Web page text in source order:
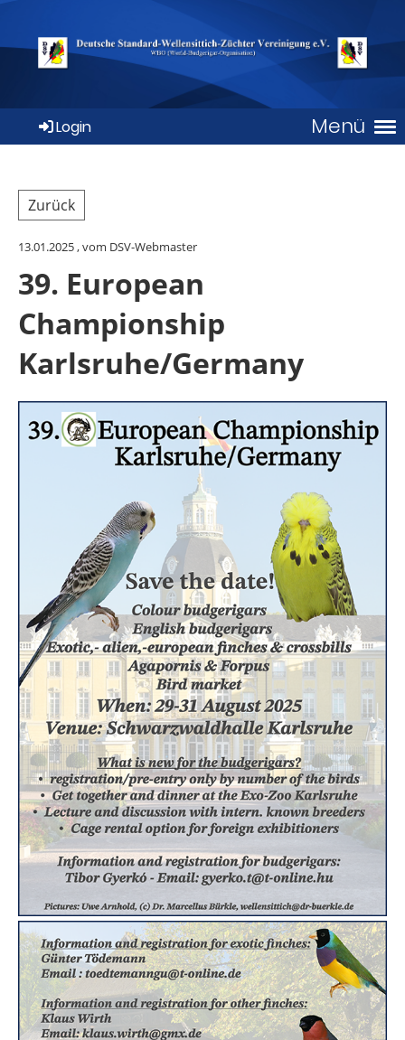
Menü
Login
Zurück
13.01.2025, vom DSV-Webmaster
39. European
Championship
Karlsruhe/Germany